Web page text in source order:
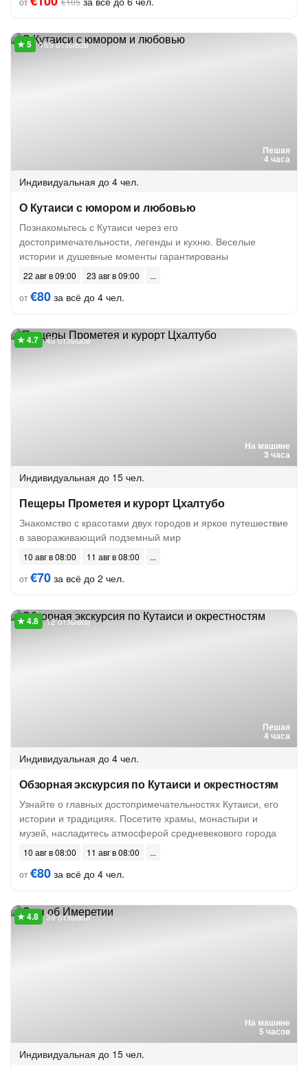
Пешая
4 часа
165 отзывов
Индивидуальная до 4 чел.
О Кутаиси с юмором и любовью
Познакомьтесь с Кутаиси через его
достопримечательности, легенды и кухню. Веселые
истории и душевные моменты гарантированы
22 авг в 09:00
23 авг в 09:00
от€80 за всё до 4 чел.
На машине
3 часа
48 отзывов
Индивидуальная до 15 чел.
Пещеры Прометея и курорт Цхалтубо
Знакомство с красотами двух городов и яркое путешествие
в завораживающий подземный мир
10 авг в 08:00
11 авг в 08:00
от€70 за всё до 2 чел.
Пешая
4 часа
12 отзывов
Индивидуальная до 4 чел.
Обзорная экскурсия по Кутаиси и окрестностям
Узнайте о главных достопримечательностях Кутаиси, его
истории и традициях. Посетите храмы, монастыри и
музей, насладитесь атмосферой средневекового города
10 авг в 08:00
11 авг в 08:00
от€80 за всё до 4 чел.
На машине
5 часов
39 отзывов
Индивидуальная до 15 чел.